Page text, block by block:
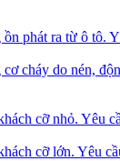
phát ra từ ô tô.
cháy do nén,
cỡ nhỏ. Yêu
cỡ lớn. Yêu